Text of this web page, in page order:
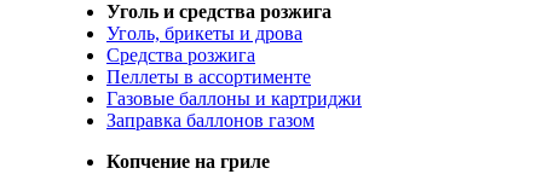
Уголь и средства розжига
Уголь, брикеты и дрова
Средства розжига
Пеллеты в ассортименте
Газовые баллоны и картриджи
Заправка баллонов газом
Копчение на гриле